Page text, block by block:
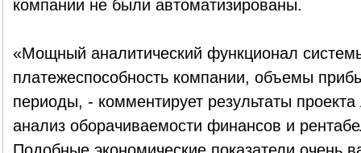
компании не были автоматизированы.
«Мощный аналитический функционал
платежеспособность компании, объемы
периоды, - комментирует результаты
анализ оборачиваемости финансов и